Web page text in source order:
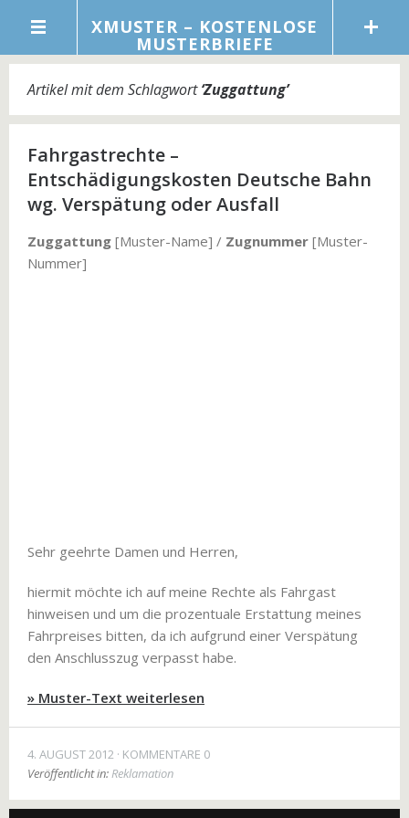
XMUSTER – KOSTENLOSE
MUSTERBRIEFE
Artikel mit dem Schlagwort‘Zuggattung’
Fahrgastrechte –
Entschädigungskosten Deutsche Bahn
wg. Verspätung oder Ausfall
Zuggattung [Muster-Name] / Zugnummer [Muster-
Nummer]
Sehr geehrte Damen und Herren,
hiermit möchte ich auf meine Rechte als Fahrgast
hinweisen und um die prozentuale Erstattung meines
Fahrpreises bitten, da ich aufgrund einer Verspätung
den Anschlusszug verpasst habe.
» Muster-Text weiterlesen
4. AUGUST 2012 KOMMENTARE 0
Veröffentlicht in:Reklamation